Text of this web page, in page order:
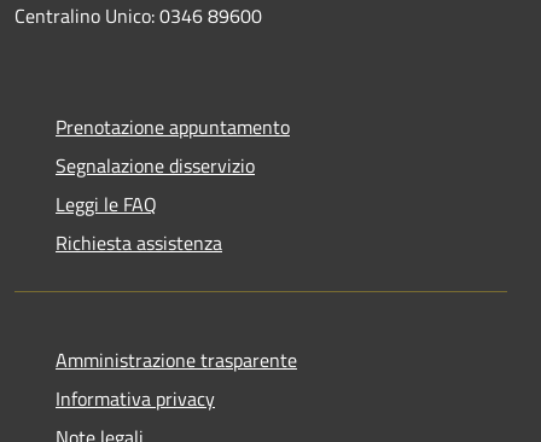
Centralino Unico: 0346 89600
Prenotazione appuntamento
Segnalazione disservizio
Leggi le FAQ
Richiesta assistenza
Amministrazione trasparente
Informativa privacy